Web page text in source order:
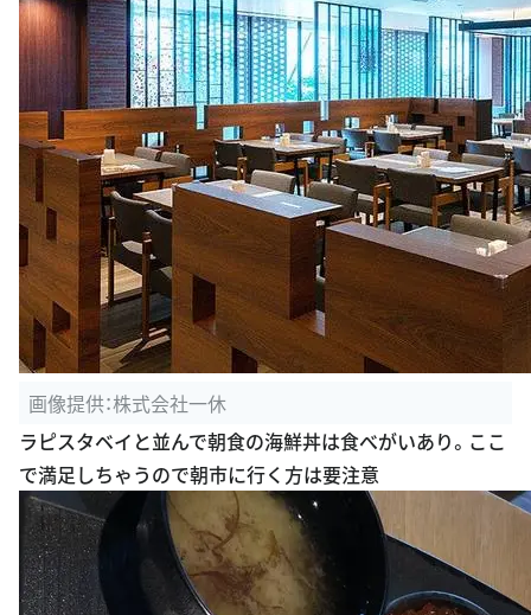
画像提供：株式会社一休
ラピスタベイと並んで朝食の海鮮丼は食べがいあり。ここ
で満足しちゃうので朝市に行く方は要注意